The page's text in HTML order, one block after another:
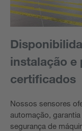
instalação e
certificados
Nossos sensores
automação,
segurança de